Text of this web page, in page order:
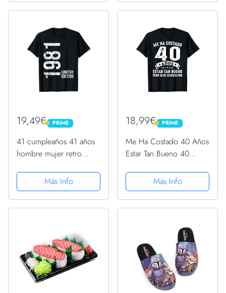
19,49€ PRIME
PRIME
41 cumpleaños 41 años
hombre mujer retro
CamisetaMás Info
18,99€ PRIME
PRIME
Me Ha Costado 40 Años
Estar Tan Bueno 40
CamisetaMás Info